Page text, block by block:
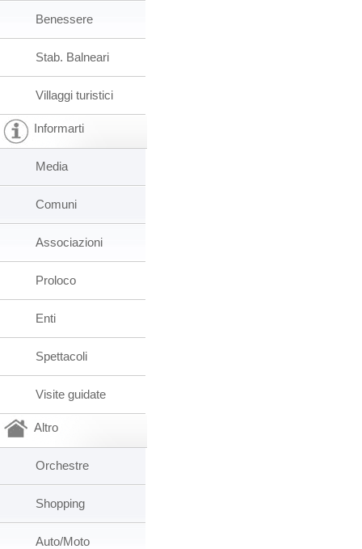
Benessere
Stab. Balneari
Villaggi turistici
Informarti
Media
Comuni
Associazioni
Proloco
Enti
Spettacoli
Visite guidate
Altro
Orchestre
Shopping
Auto/Moto